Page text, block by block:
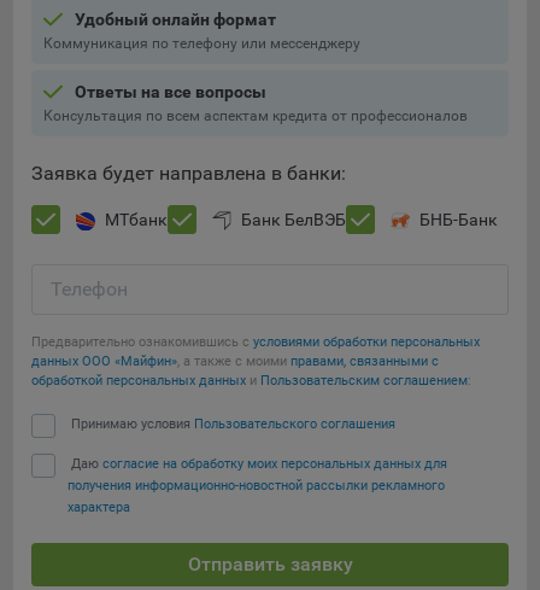
Удобный онлайн формат
Коммуникация по телефону или мессенджеру
Ответы на все вопросы
Консультация по всем аспектам кредита от профессионалов
Заявка будет направлена в банки:
МТбанк Банк БелВЭБ БНБ-Банк
Телефон
Предварительно ознакомившись с условиями обработки персональных
данных ООО «Майфин», а также с моими правами, связанными с
обработкой персональных данных и Пользовательским соглашением:
Принимаю условия Пользовательского соглашения
Даю согласие на обработку моих персональных данных для
получения информационно-новостной рассылки рекламного
характера
Отправить заявку